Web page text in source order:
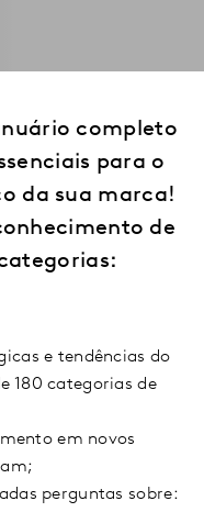
completo
para o
da sua marca!
de
e tendências do
180 categorias de
em novos
perguntas sobre: